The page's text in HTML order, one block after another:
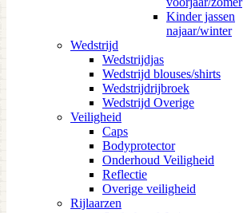
Kinder jassen
najaar/winter
Wedstrijd
Wedstrijdjas
Wedstrijd blouses/shirts
Wedstrijdrijbroek
Wedstrijd Overige
Veiligheid
Caps
Bodyprotector
Onderhoud Veiligheid
Reflectie
Overige veiligheid
Rijlaarzen